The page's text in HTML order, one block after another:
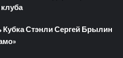
Кубка Стэнли Сергей Брылин